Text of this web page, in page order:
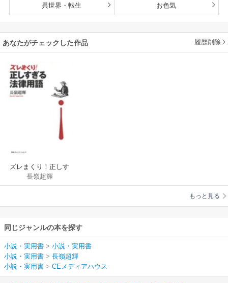
異世界・転生 お色気
あなたがチェックした作品 履歴削除
ズレまくり！正しす
ぎる法律用語
長嶺超輝
もっと見る
同じジャンルの本を探す
小説・実用書 > 小説・実用書
小説・実用書 > 長嶺超輝
小説・実用書 > CEメディアハウス